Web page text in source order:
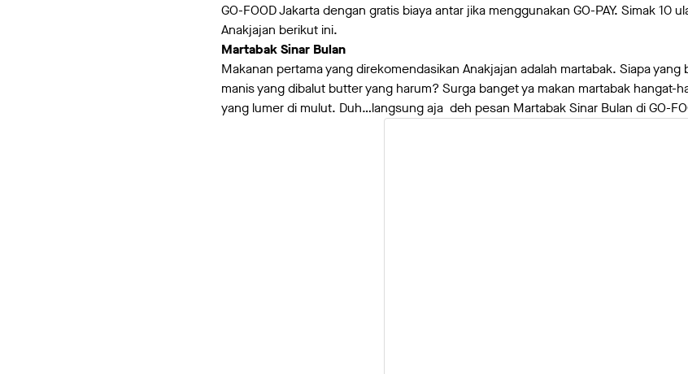
GO-FOOD Jakarta dengan gratis biaya antar jika menggunakan GO-PAY. Simak 10
Anakjajan berikut ini.
Martabak Sinar Bulan
Makanan pertama yang direkomendasikan Anakjajan adalah martabak. Siapa
manis yang dibalut butter yang harum? Surga banget ya makan martabak hangat-
yang lumer di mulut. Duh…langsung aja deh pesan Martabak Sinar Bulan di GO-